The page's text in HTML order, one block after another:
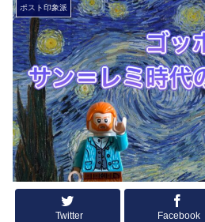
ポスト印象派
Twitter Facebook